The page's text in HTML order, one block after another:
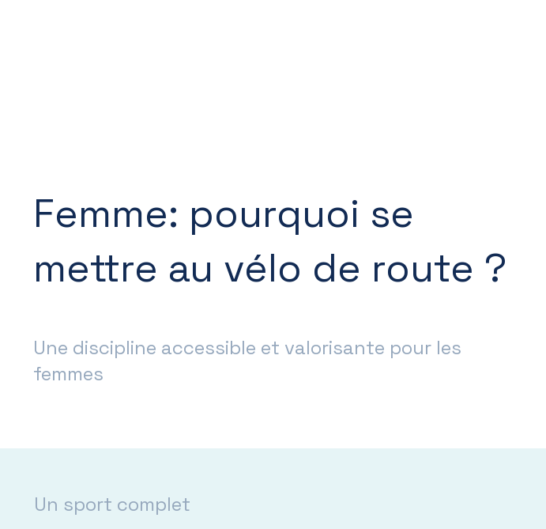
Femme: pourquoi se
mettre au vélo de route ?
Une discipline accessible et valorisante pour les
femmes
Un sport complet